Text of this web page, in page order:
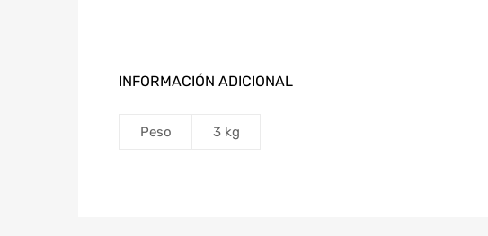
INFORMACIÓN ADICIONAL
Peso 3 kg